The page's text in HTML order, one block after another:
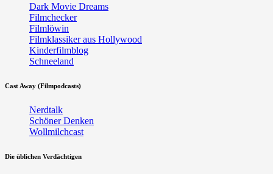
Dark Movie Dreams
Filmchecker
Filmlöwin
Filmklassiker aus Hollywood
Kinderfilmblog
Schneeland
Cast Away (Filmpodcasts)
Nerdtalk
Schöner Denken
Wollmilchcast
Die üblichen Verdächtigen